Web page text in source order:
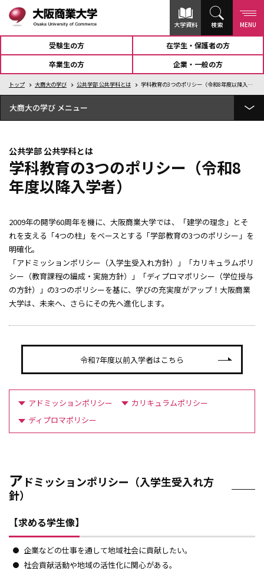
大学資料 検索 MENU
受験生の方
在学生・保護者の方
卒業生の方
企業・一般の方
トップ 大商大の学び 公共学部 公共学科とは 学科教育の3つのポリシー（令和8年度以降入学者）
大商大の学び
総合経営学部 経営学科とは
総合経営学部 商学科とは
学科教育の3つのポリシー
学びの特徴
4年間の学び
ピックアップ授業
教員紹介
全学共通科目
公認スポーツ指導者資格
OBPコース（大阪商業大学ビジネス・パイオニアコース）
フィールドワークゼミナール
大商大ビジネス・アイディアコンテスト
全学共通科目
教職課程
公務員試験対策科目
社会調査士科目
公共学部 公共学科とは
学科教育の3つのポリシー（令和8
年度以降入学者）
2009年の開学60周年を機に、大阪商業大学では、「建学の理念」とそ
れを支える「4つの柱」をベースとする「学部教育の3つのポリシー」を
明確化。
「アドミッションポリシー（入学生受入れ方針）」「カリキュラムポリ
シー（教育課程の編成・実施方針）」「ディプロマポリシー（学位授与
の方針）」の3つのポリシーを基に、学びの充実度がアップ！大阪商業
大学は、未来へ、さらにその先へ進化します。
令和7年度以前入学者はこちら
アドミッションポリシー
カリキュラムポリシー
ディプロマポリシー
ア ドミッションポリシー（入学生受入れ方
針）
【求める学生像】
企業などの仕事を通して地域社会に貢献したい。
社会貢献活動や地域の活性化に関心がある。